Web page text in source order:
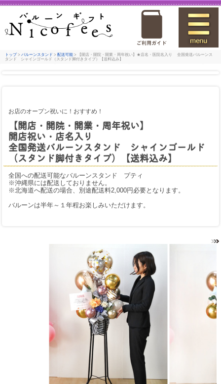
トップ > バルーンスタンド > 配送可能 > 【開店・開院・開業・周年祝い】★店名・医院名入り 全国発送バルーンス
タンド シャインゴールド（スタンド脚付きタイプ）【送料込み】
お店のオープン祝いに！おすすめ！
【開店・開院・開業・周年祝い】
開店祝い・店名入り
全国発送バルーンスタンド シャインゴールド
（スタンド脚付きタイプ）【送料込み】
全国への配送可能なバルーンスタンド プティ
※沖縄県には配送しておりません。
※北海道へ配送の場合、別途配送料2,000円必要となります。
バルーンは半年～１年程お楽しみいただけます。